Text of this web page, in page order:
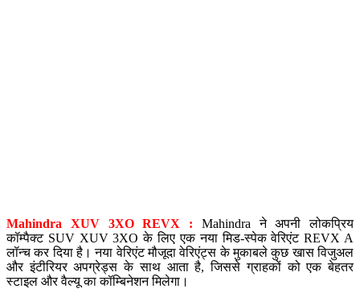
Mahindra XUV 3XO REVX : Mahindra ने अपनी लोकप्रिय
कॉम्पैक्ट SUV XUV 3XO के लिए एक नया मिड-स्पेक वेरिएंट REVX A
लॉन्च कर दिया है। नया वेरिएंट मौजूदा वेरिएंट्स के मुकाबले कुछ खास विजुअल
और इंटीरियर अपग्रेड्स के साथ आता है, जिससे ग्राहकों को एक बेहतर
स्टाइल और वैल्यू का कॉम्बिनेशन मिलेगा।